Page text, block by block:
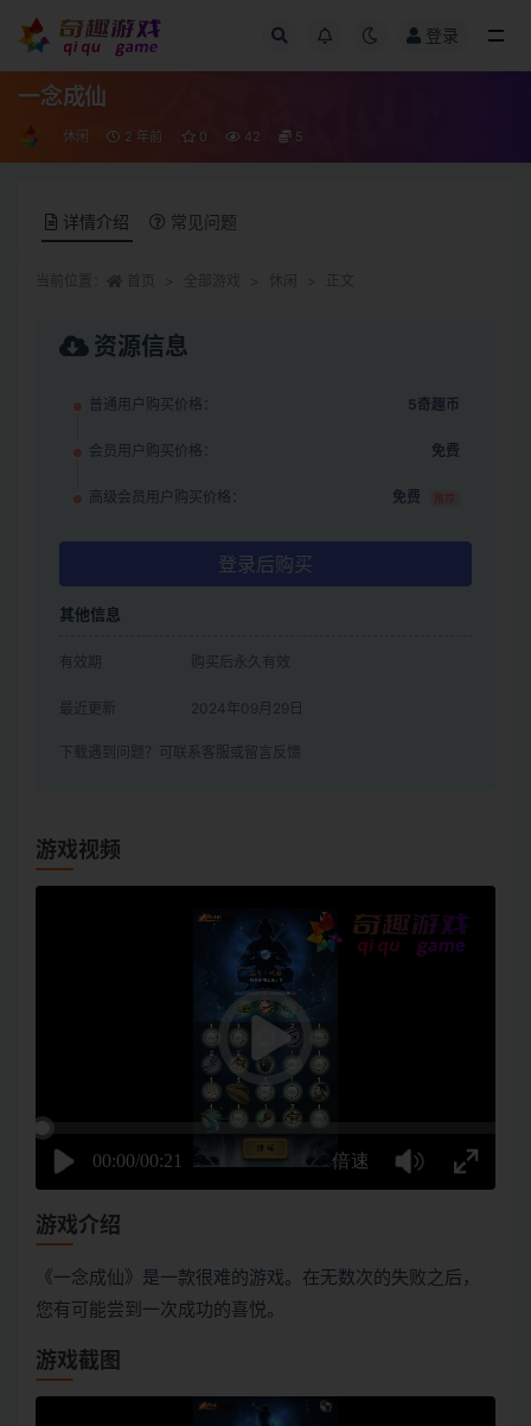
登录
一念成仙
休闲 2 年前 0 42 5
详情介绍 常见问题
资源信息
普通用户购买价格： 5奇趣币
会员用户购买价格： 免费
高级会员用户购买价格： 免费 推荐
登录后购买
其他信息
有效期 购买后永久有效
最近更新 2024年09月29日
下载遇到问题？可联系客服或留言反馈
游戏视频
游戏介绍
《一念成仙》是一款很难的游戏。在无数次的失败之后，
您有可能尝到一次成功的喜悦。
游戏截图